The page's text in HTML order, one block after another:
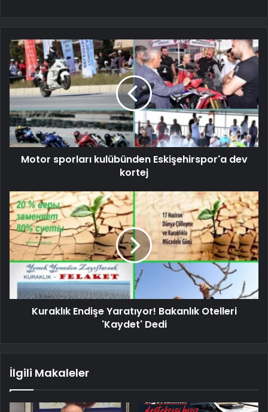
Motor sporları kulübünden Eskişehirspor'a dev
kortej
Kuraklık Endişe Yaratıyor! Bakanlık Otelleri
'Kaydet' Dedi
İlgili Makaleler